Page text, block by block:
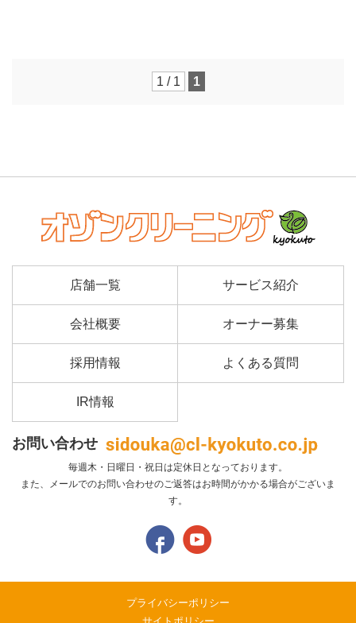
1 / 1 1
店舗一覧 サービス紹介
会社概要 オーナー募集
採用情報 よくある質問
IR情報
お問い合わせ
毎週木・日曜日・祝日は定休日となっております。
また、メールでのお問い合わせのご返答はお時間がかかる場合がございま
す。
プライバシーポリシー